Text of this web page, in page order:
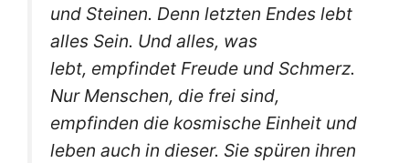
und Steinen. Denn letzten Endes lebt
alles Sein. Und alles, was
lebt, empfindet Freude und Schmerz.
Nur Menschen, die frei sind,
empfinden die kosmische Einheit und
leben auch in dieser. Sie spüren ihren